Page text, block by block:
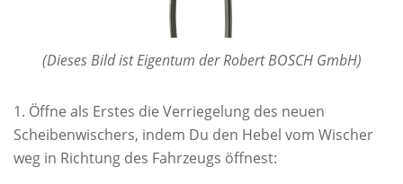
(Dieses Bild ist Eigentum der Robert BOSCH GmbH)
Öffne als Erstes die Verriegelung des neuen
Scheibenwischers, indem Du den Hebel vom Wischer
weg in Richtung des Fahrzeugs öffnest: